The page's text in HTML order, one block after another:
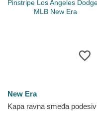
New Era
Kapa ravna smeđa podesiv